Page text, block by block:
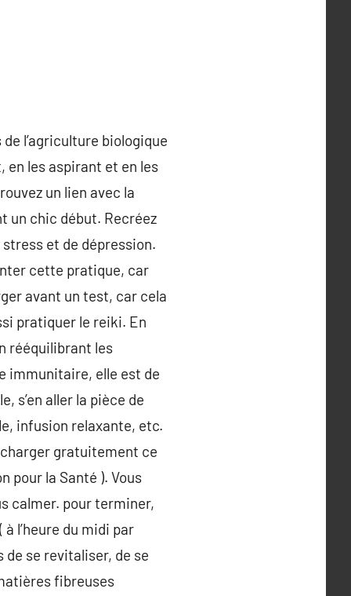
l’agriculture biologique
en les aspirant et en les
un lien avec la
un chic début. Recréez
et de dépression.
cette pratique, car
avant un test, car cela
pratiquer le reiki. En
rééquilibrant les
immunitaire, elle est de
s’en aller la pièce de
infusion relaxante, etc.
gratuitement ce
pour la Santé ). Vous
calmer. pour terminer,
l’heure du midi par
de se revitaliser, de se
fibreuses